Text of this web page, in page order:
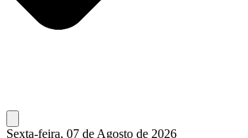
Sexta-feira, 07 de Agosto de 2026